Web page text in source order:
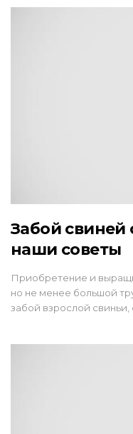
Забой свиней
наши советы
Приобретение и
но не менее большой
забой взрослой свиньи,